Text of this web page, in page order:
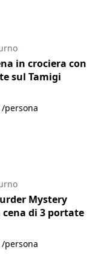
in crociera con
sul Tamigi
persona
Mystery
cena di 3 portate
persona